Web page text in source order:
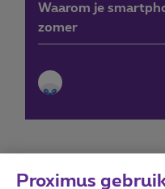
Waarom je
zomer
Proximus